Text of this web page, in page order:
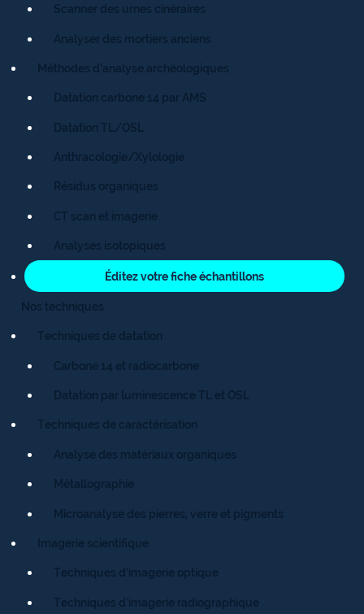
Scanner des urnes cinéraires
Analyser des mortiers anciens
Méthodes d’analyse archéologiques
Datation carbone 14 par AMS
Datation TL/OSL
Anthracologie/Xylologie
Résidus organiques
CT scan et imagerie
Analyses isotopiques
Éditez votre fiche échantillons
Nos techniques
Techniques de datation
Carbone 14 et radiocarbone
Datation par luminescence TL et OSL
Techniques de caractérisation
Analyse des matériaux organiques
Métallographie
Microanalyse des pierres, verre et pigments
Imagerie scientifique
Techniques d’imagerie optique
Techniques d’imagerie radiographique